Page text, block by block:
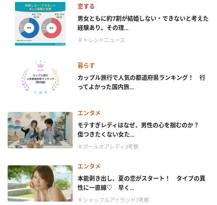
恋する
男女ともに約7割が結婚しない・できないと考えた
経験あり。その理...
＃トレンドニュース
暮らす
カップル旅行で人気の都道府県ランキング！ 行
ってよかった国内旅...
エンタメ
モテすぎレディはなぜ、男性の心を掴むのか？
傷つきたくない女た...
＃ガールオアレディ3考察
エンタメ
本能剥き出し、夏の恋がスタート！ タイプの異
性に一直線♡ 早く...
＃シャッフルアイランド7考察